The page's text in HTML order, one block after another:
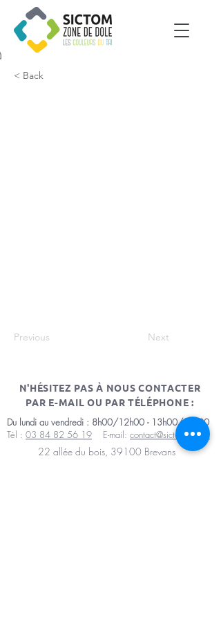
< Back
Previous Next
N'HÉSITEZ PAS À NOUS CONTACTER
PAR E-MAIL OU PAR TÉLÉPHONE :
Du lundi au vendredi : 8h00/12h00 - 13h00/17h00
Tél : 03 84 82 56 19 E-mail: contact@sictomdole.fr
22 allée du bois, 39100 Brevans